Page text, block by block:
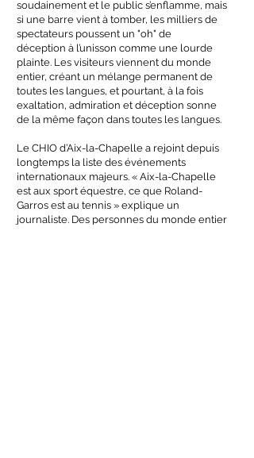
soudainement et le public s’enflamme, mais
si une barre vient à tomber, les milliers de
spectateurs poussent un "oh" de
déception à l’unisson comme une lourde
plainte. Les visiteurs viennent du monde
entier, créant un mélange permanent de
toutes les langues, et pourtant, à la fois
exaltation, admiration et déception sonne
de la même façon dans toutes les langues.
Le CHIO d’Aix-la-Chapelle a rejoint depuis
longtemps la liste des événements
internationaux majeurs. « Aix-la-Chapelle
est aux sport équestre, ce que Roland-
Garros est au tennis » explique un
journaliste. Des personnes du monde entier